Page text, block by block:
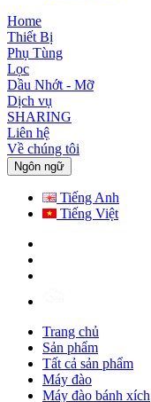
Home
Thiết Bị
Phụ Tùng
Lọc
Dầu Nhớt - Mỡ
Dịch vụ
SHARING
Liên hệ
Về chúng tôi
Ngôn ngữ
Tiếng Anh
Tiếng Việt
Trang chủ
Sản phẩm
Tất cả sản phẩm
Máy đào
Máy đào bánh xích